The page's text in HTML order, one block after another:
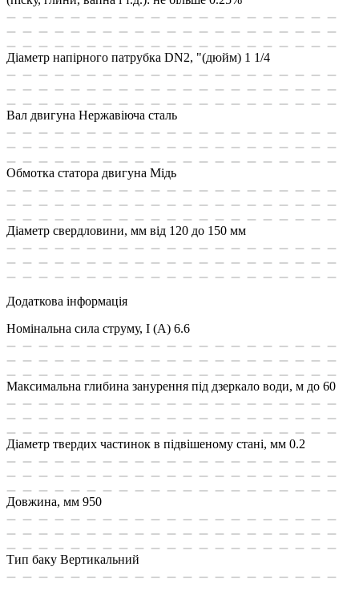
Діаметр напірного патрубка DN2, "(дюйм) 1 1/4
Вал двигуна Нержавіюча сталь
Обмотка статора двигуна Мідь
Діаметр свердловини, мм від 120 до 150 мм
Додаткова інформація
Номінальна сила струму, I (А) 6.6
Максимальна глибина занурення під дзеркало води, м до 60
Діаметр твердих частинок в підвішеному стані, мм 0.2
Довжина, мм 950
Тип баку Вертикальний